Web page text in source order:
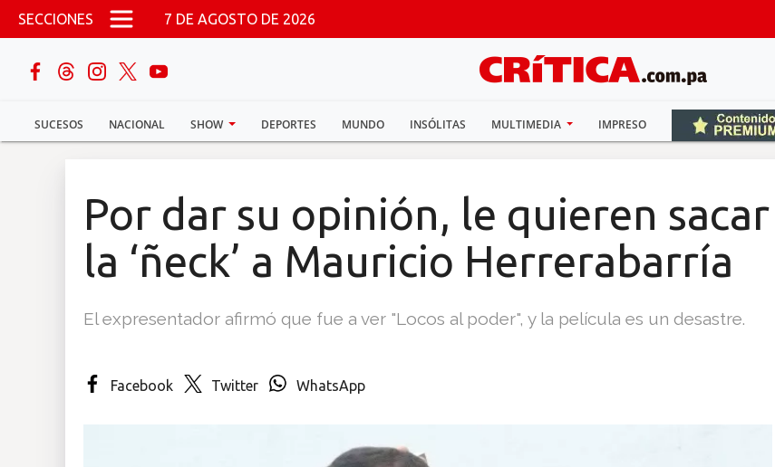
Pasar al contenido principal
SECCIONES 7 DE AGOSTO DE 2026
SUCESOS NACIONAL SHOW DEPORTES MUNDO INSÓLITAS MULTIMEDIA IMPRESO
buscar
Sucesos
Por dar su opinión, le quieren sacar
la ‘ñeck’ a Mauricio Herrerabarría
El expresentador afirmó que fue a ver "Locos al poder", y la película es un desastre.
Facebook Twitter WhatsApp